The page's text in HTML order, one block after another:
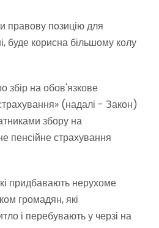
правову позицію для
буде корисна більшому колу
збір на обов'язкове
(надалі - Закон)
збору на
пенсійне страхування
придбавають нерухоме
громадян, які
і перебувають у черзі на